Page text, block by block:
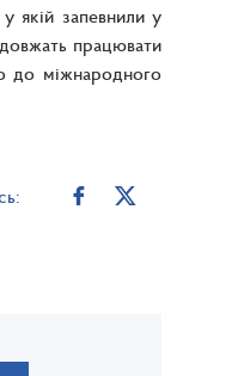
якій запевнили у
працювати
до міжнародного